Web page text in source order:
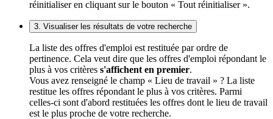
réinitialiser en cliquant sur le bouton « Tout réinitialiser ».
3. Visualiser les résultats de votre recherche
La liste des offres d'emploi est restituée par ordre de
pertinence. Cela veut dire que les offres d'emploi répondant le
plus à vos critères s'affichent en premier.
Vous avez renseigné le champ « Lieu de travail » ? La liste
restitue les offres répondant le plus à vos critères. Parmi
celles-ci sont d'abord restituées les offres dont le lieu de travail
est le plus proche de votre recherche.